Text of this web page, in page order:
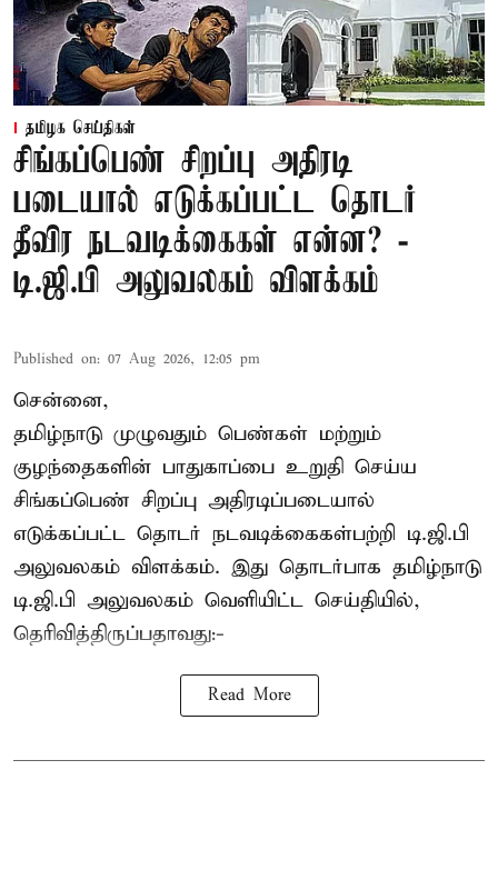
தமிழக செய்திகள்
சிங்கப்பெண் சிறப்பு அதிரடி
படையால் எடுக்கப்பட்ட தொடர்
தீவிர நடவடிக்கைகள் என்ன? -
டி.ஜி.பி அலுவலகம் விளக்கம்
Published on: 07 Aug 2026, 12:05 pm
சென்னை,
தமிழ்நாடு முழுவதும் பெண்கள் மற்றும்
குழந்தைகளின் பாதுகாப்பை உறுதி செய்ய
சிங்கப்பெண் சிறப்பு அதிரடிப்படையால்
எடுக்கப்பட்ட தொடர் நடவடிக்கைகள்பற்றி டி.ஜி.பி
அலுவலகம் விளக்கம். இது தொடர்பாக தமிழ்நாடு
டி.ஜி.பி அலுவலகம் வெளியிட்ட செய்தியில்,
தெரிவித்திருப்பதாவது:-
Read More